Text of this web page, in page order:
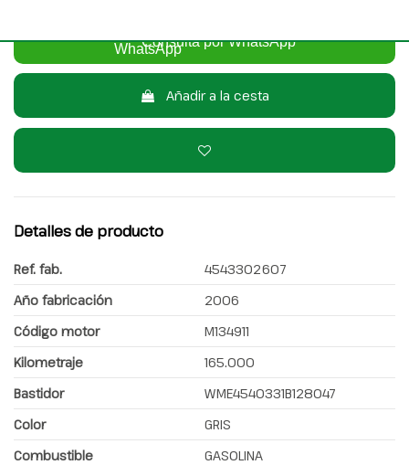
Consulta por WhatsApp
Añadir a la cesta
Detalles de producto
Ref. fab.
4543302607
Año fabricación
2006
Código motor
M134911
Kilometraje
165.000
Bastidor
WME4540331B128047
Color
GRIS
Combustible
GASOLINA